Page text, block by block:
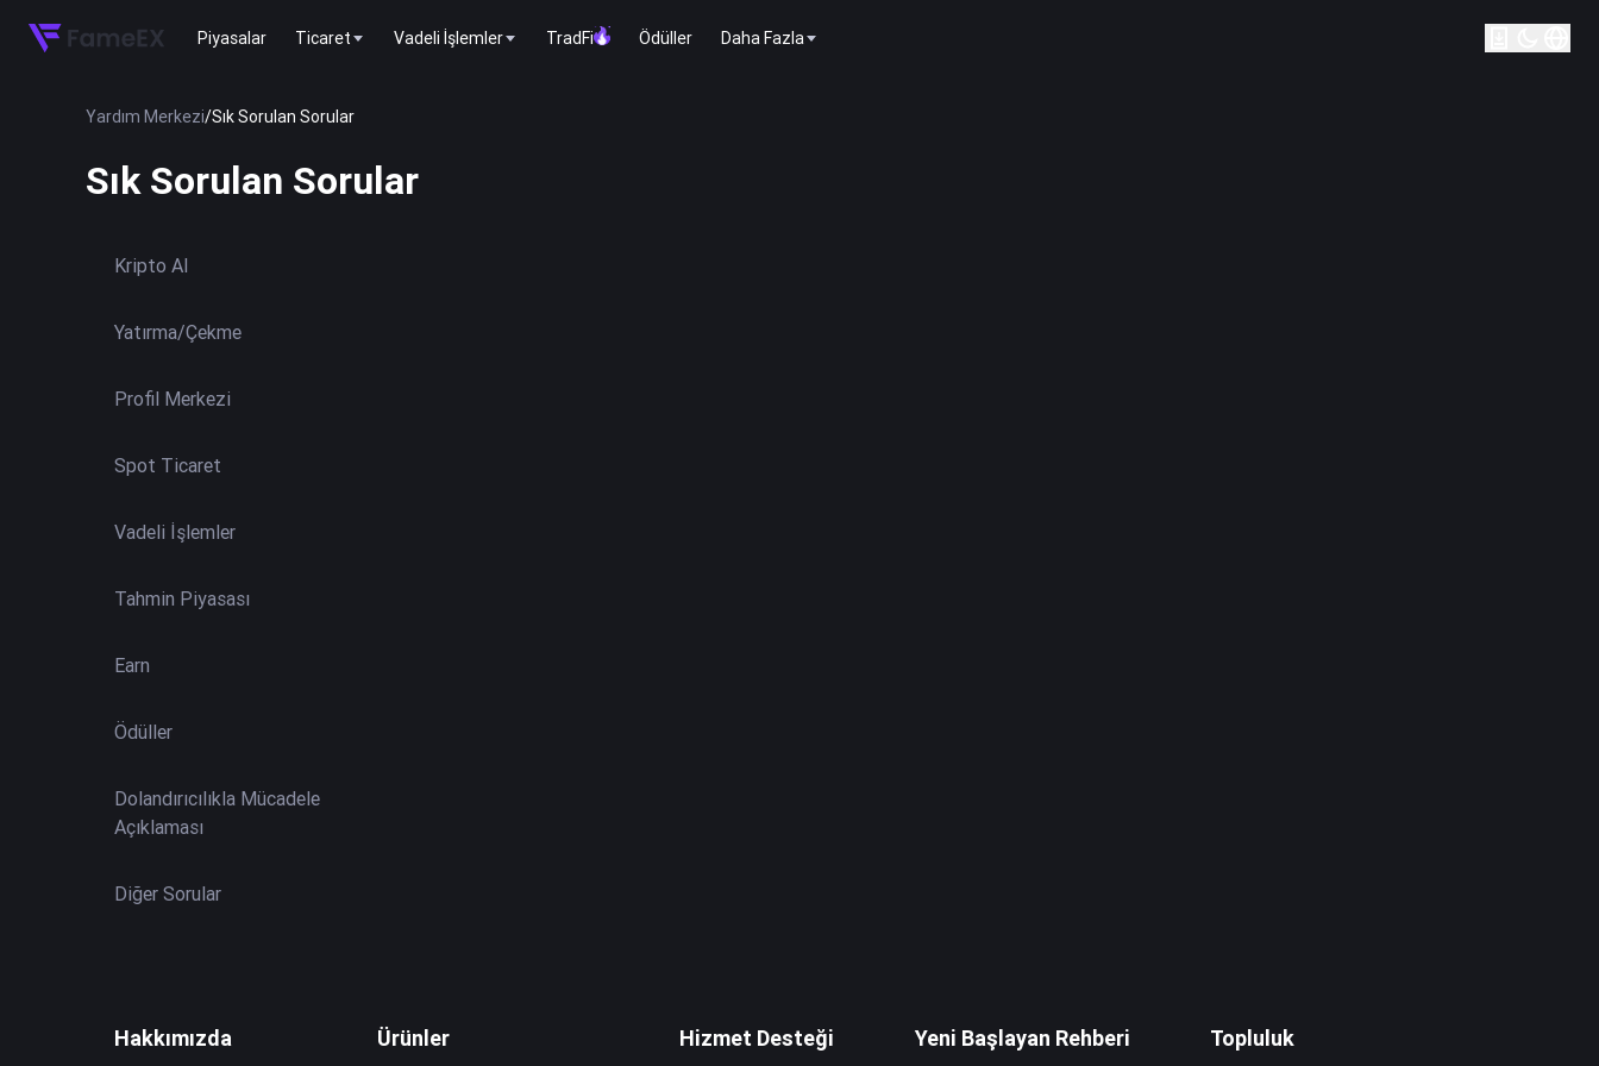
Piyasalar Ticaret Vadeli İşlemler TradFi Ödüller Daha Fazla
Yardım Merkezi/Sık Sorulan Sorular
Sık Sorulan Sorular
Kripto Al
Yatırma/Çekme
Profil Merkezi
Spot Ticaret
Vadeli İşlemler
Tahmin Piyasası
Earn
Ödüller
Dolandırıcılıkla Mücadele
Açıklaması
Diğer Sorular
Hakkımızda Ürünler Hizmet Desteği Yeni Başlayan Rehberi Topluluk